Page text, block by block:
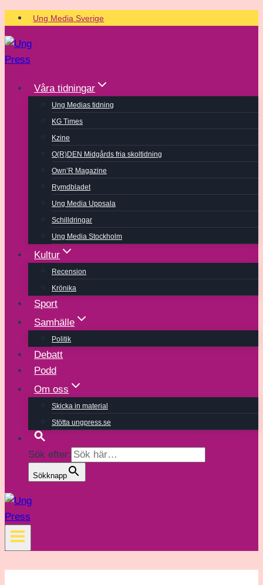
Skip
to
content
Ung Media Sverige
Våra tidningar
Ung Medias tidning
KG Times
Kzine
O(R)DEN Midgårds fria skoltidning
Own’R Magazine
Rymdbladet
Ung Media Uppsala
Schilldringar
Ung Media Stockholm
Kultur
Recension
Krönika
Sport
Samhälle
Politik
Debatt
Podd
Om oss
Skicka in material
Stötta ungpress.se
Sök efter:
Sökknapp